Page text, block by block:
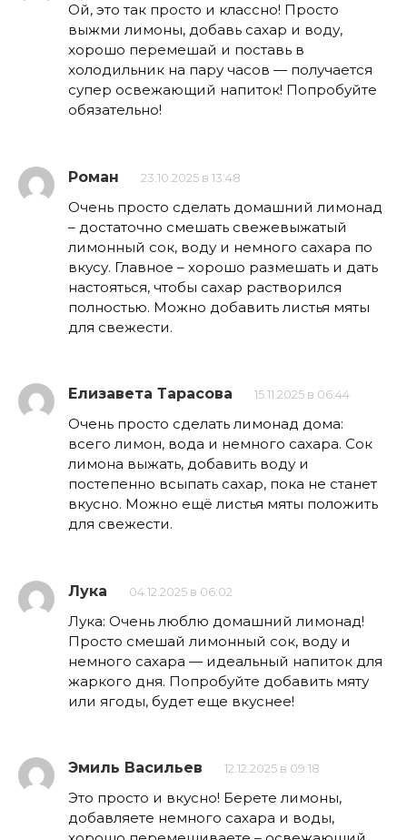
Ой, это так просто и классно! Просто
выжми лимоны, добавь сахар и воду,
хорошо перемешай и поставь в
холодильник на пару часов — получается
супер освежающий напиток! Попробуйте
обязательно!
Роман 23.10.2025 в 13:48
Очень просто сделать домашний лимонад
– достаточно смешать свежевыжатый
лимонный сок, воду и немного сахара по
вкусу. Главное – хорошо размешать и дать
настояться, чтобы сахар растворился
полностью. Можно добавить листья мяты
для свежести.
Елизавета Тарасова 15.11.2025 в 06:44
Очень просто сделать лимонад дома:
всего лимон, вода и немного сахара. Сок
лимона выжать, добавить воду и
постепенно всыпать сахар, пока не станет
вкусно. Можно ещё листья мяты положить
для свежести.
Лука 04.12.2025 в 06:02
Лука: Очень люблю домашний лимонад!
Просто смешай лимонный сок, воду и
немного сахара — идеальный напиток для
жаркого дня. Попробуйте добавить мяту
или ягоды, будет еще вкуснее!
Эмиль Васильев 12.12.2025 в 09:18
Это просто и вкусно! Берете лимоны,
добавляете немного сахара и воды,